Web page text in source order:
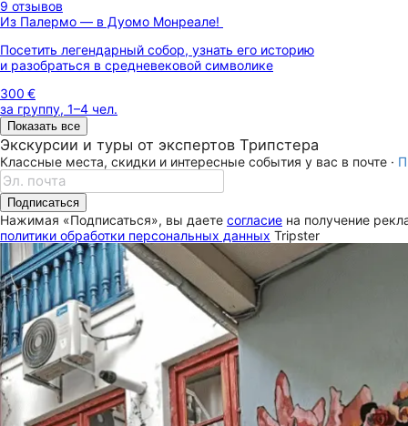
9 отзывов
Из Палермо — в Дуомо Монреале!
Посетить легендарный собор, узнать его историю
и разобраться в средневековой символике
300 €
за группу, 1–4 чел.
Показать все
Экскурсии и туры от экспертов Трипстера
Классные места, скидки и интересные события у вас в почте ·
Подписаться
Нажимая «Подписаться», вы даете согласие на получение
политики обработки персональных данных Tripster